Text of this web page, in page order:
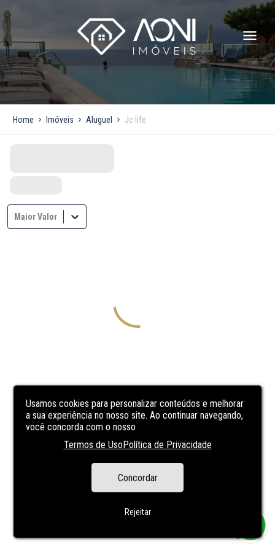
Usamos cookies para personalizar conteúdos e melhorar
a sua experiência no nosso site. Ao continuar navegando,
você concorda com o nosso
Termos de UsoPolítica de Privacidade
Concordar
Rejeitar
Home Imóveis Aluguel Jc life
Maior Valor